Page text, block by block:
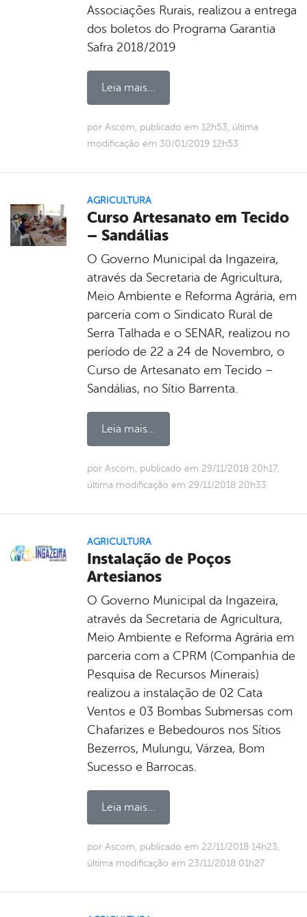
Associações Rurais, realizou a entrega
dos boletos do Programa Garantia
Safra 2018/2019
Leia mais...
por Ascom, publicado em 12h53, última
modificação em 30/01/2019 12h53
AGRICULTURA
Curso Artesanato em Tecido
– Sandálias
O Governo Municipal da Ingazeira,
através da Secretaria de Agricultura,
Meio Ambiente e Reforma Agrária, em
parceria com o Sindicato Rural de
Serra Talhada e o SENAR, realizou no
período de 22 a 24 de Novembro, o
Curso de Artesanato em Tecido –
Sandálias, no Sítio Barrenta.
Leia mais...
por Ascom, publicado em 29/11/2018 20h17,
última modificação em 29/11/2018 20h33
AGRICULTURA
Instalação de Poços
Artesianos
O Governo Municipal da Ingazeira,
através da Secretaria de Agricultura,
Meio Ambiente e Reforma Agrária em
parceria com a CPRM (Companhia de
Pesquisa de Recursos Minerais)
realizou a instalação de 02 Cata
Ventos e 03 Bombas Submersas com
Chafarizes e Bebedouros nos Sítios
Bezerros, Mulungu, Várzea, Bom
Sucesso e Barrocas.
Leia mais...
por Ascom, publicado em 22/11/2018 14h23,
última modificação em 23/11/2018 01h27